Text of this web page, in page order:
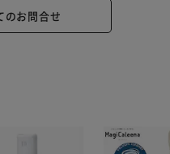
のお問合せ